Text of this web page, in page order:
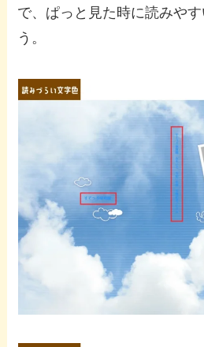
で、ぱっと見た時に読みや
う。